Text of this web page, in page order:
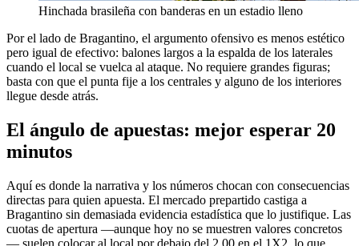
Hinchada brasileña con banderas en un estadio lleno
Por el lado de Bragantino, el argumento ofensivo es menos estético
pero igual de efectivo: balones largos a la espalda de los laterales
cuando el local se vuelca al ataque. No requiere grandes figuras;
basta con que el punta fije a los centrales y alguno de los interiores
llegue desde atrás.
El ángulo de apuestas: mejor esperar 20
minutos
Aquí es donde la narrativa y los números chocan con consecuencias
directas para quien apuesta. El mercado prepartido castiga a
Bragantino sin demasiada evidencia estadística que lo justifique. Las
cuotas de apertura —aunque hoy no se muestren valores concretos
— suelen colocar al local por debajo del 2.00 en el 1X2, lo que